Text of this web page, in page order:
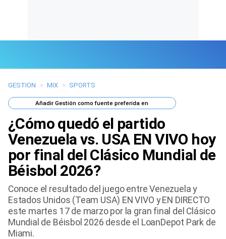
Últimas Noticias
Mi Bolsillo
Respuestas
Gente
Tendencias Mix
Sports
GESTION > MIX > SPORTS
AñadirGestión como fuente preferida en
¿Cómo quedó el partido
Venezuela vs. USA EN VIVO hoy
por final del Clásico Mundial de
Béisbol 2026?
Conoce el resultado del juego entre Venezuela y
Estados Unidos (Team USA) EN VIVO y EN DIRECTO
este martes 17 de marzo por la gran final del Clásico
Mundial de Béisbol 2026 desde el LoanDepot Park de
Miami.